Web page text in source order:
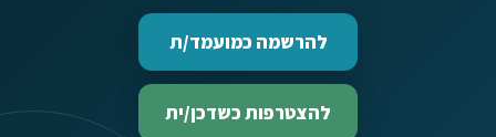
להרשמה כמועמד/ת
להצטרפות כשדכן/ית